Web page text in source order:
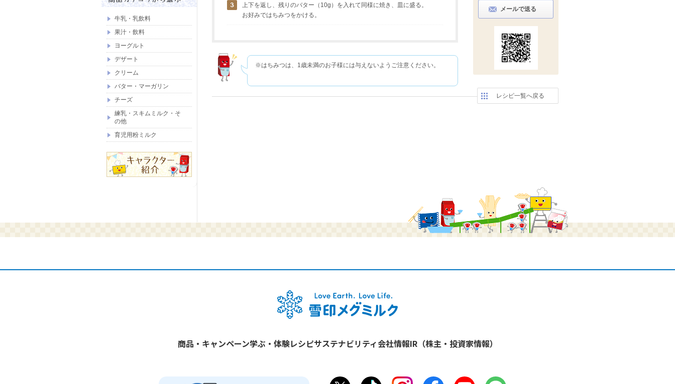
上下を返し、残りのバター（10g）を入れて同様に焼き、皿に盛る。
お好みではちみつをかける。
※はちみつは、1歳未満のお子様には与えないようご注意ください。
メールで送る
レシピ一覧へ戻る
牛乳・乳飲料
果汁・飲料
ヨーグルト
デザート
クリーム
バター・マーガリン
チーズ
練乳・スキムミルク・そ
の他
育児用粉ミルク
商品・キャンペーン学ぶ・体験レシピサステナビリティ会社情報IR（株主・投資家情報）